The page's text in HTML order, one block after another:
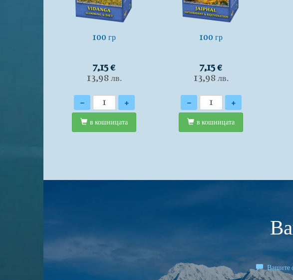
100 гр
7,15 €
13,98 лв.
Количество
- +
в кошницата
100 гр
7,15 €
13,98 лв.
Количество
- +
в кошницата
Вашите